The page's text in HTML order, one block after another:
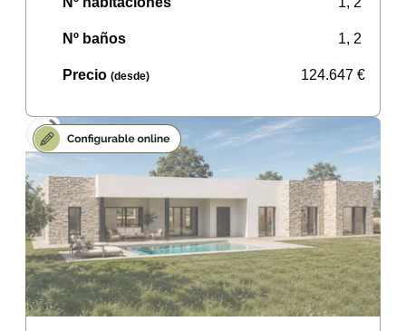
Nº baños 1, 2
Precio (desde) 124.647 €